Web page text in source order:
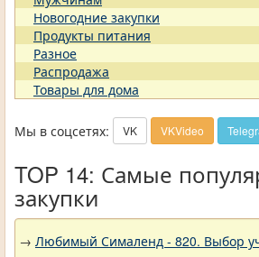
Новогодние закупки
Продукты питания
Разное
Распродажа
Товары для дома
Мы в соцсетях: VK VKVideo
TOP 14: Самые
закупки
→ Любимый Сималенд - 820. Выбор